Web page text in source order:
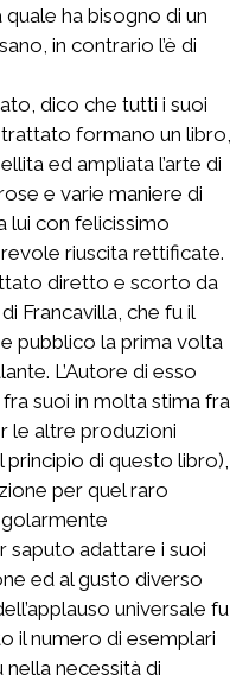
ha bisogno di un
in contrario l’è di
dico che tutti i suoi
formano un libro,
ed ampliata l’arte di
e varie maniere di
lui con felicissimo
riuscita rettificate.
diretto e scorto da
Francavilla, che fu il
pubblico la prima volta
L’Autore di esso
suoi in molta stima fra
le altre produzioni
principio di questo libro),
per quel raro
saputo adattare i suoi
ed al gusto diverso
universale fu
il numero di esemplari
nella necessità di